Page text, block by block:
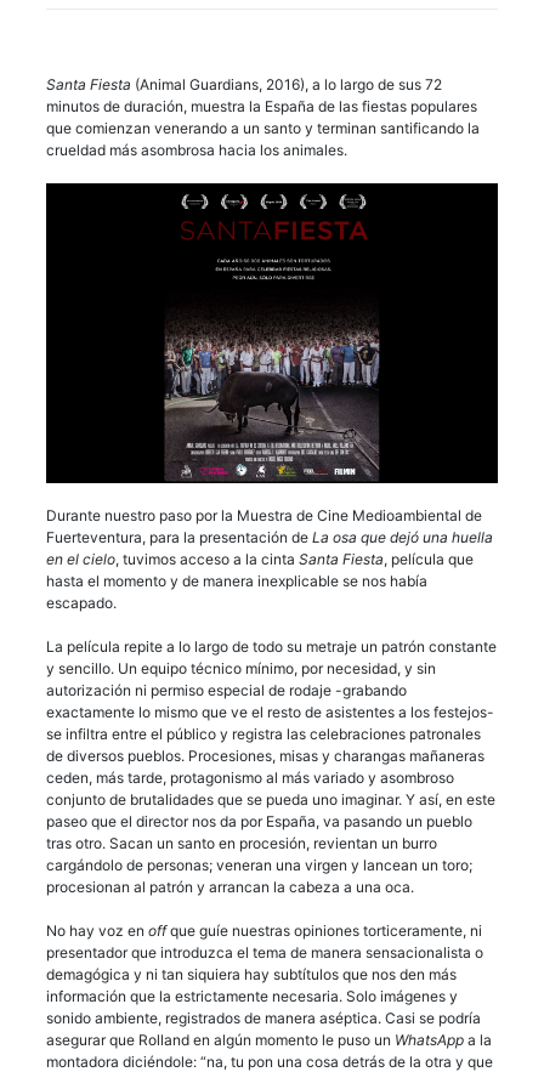
Santa Fiesta (Animal Guardians, 2016), a lo largo de sus 72
minutos de duración, muestra la España de las fiestas populares
que comienzan venerando a un santo y terminan santificando la
crueldad más asombrosa hacia los animales.
Durante nuestro paso por la Muestra de Cine Medioambiental de
Fuerteventura, para la presentación de La osa que dejó una huella
en el cielo, tuvimos acceso a la cinta Santa Fiesta, película que
hasta el momento y de manera inexplicable se nos había
escapado.
La película repite a lo largo de todo su metraje un patrón constante
y sencillo. Un equipo técnico mínimo, por necesidad, y sin
autorización ni permiso especial de rodaje -grabando
exactamente lo mismo que ve el resto de asistentes a los festejos-
se infiltra entre el público y registra las celebraciones patronales
de diversos pueblos. Procesiones, misas y charangas mañaneras
ceden, más tarde, protagonismo al más variado y asombroso
conjunto de brutalidades que se pueda uno imaginar. Y así, en este
paseo que el director nos da por España, va pasando un pueblo
tras otro. Sacan un santo en procesión, revientan un burro
cargándolo de personas; veneran una virgen y lancean un toro;
procesionan al patrón y arrancan la cabeza a una oca.
No hay voz en offque guíe nuestras opiniones torticeramente, ni
presentador que introduzca el tema de manera sensacionalista o
demagógica y ni tan siquiera hay subtítulos que nos den más
información que la estrictamente necesaria. Solo imágenes y
sonido ambiente, registrados de manera aséptica. Casi se podría
asegurar que Rolland en algún momento le puso un WhatsApp a la
montadora diciéndole: “na, tu pon una cosa detrás de la otra y que